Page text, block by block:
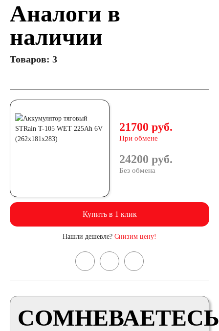
Аналоги в
наличии
Товаров: 3
21700 руб.
При обмене
24200 руб.
Без обмена
Купить в 1 клик
Нашли дешевле? Снизим цену!